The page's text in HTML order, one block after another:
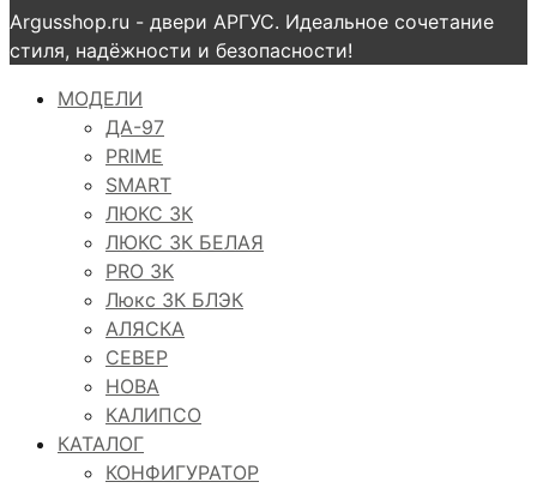
Argusshop.ru - двери АРГУС. Идеальное сочетание
стиля, надёжности и безопасности!
МОДЕЛИ
ДА-97
PRIME
SMART
ЛЮКС 3К
ЛЮКС 3К БЕЛАЯ
PRO 3K
Люкс 3К БЛЭК
АЛЯСКА
СЕВЕР
НОВА
КАЛИПСО
КАТАЛОГ
КОНФИГУРАТОР